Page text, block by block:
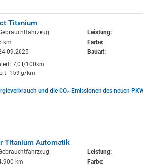
Titanium
km
Leistung:
Farbe:
Bauart:
7,0 l/100km
159 g/km
und die CO₂-Emissionen des neuen
Titanium Automatik
km
Leistung:
Farbe: